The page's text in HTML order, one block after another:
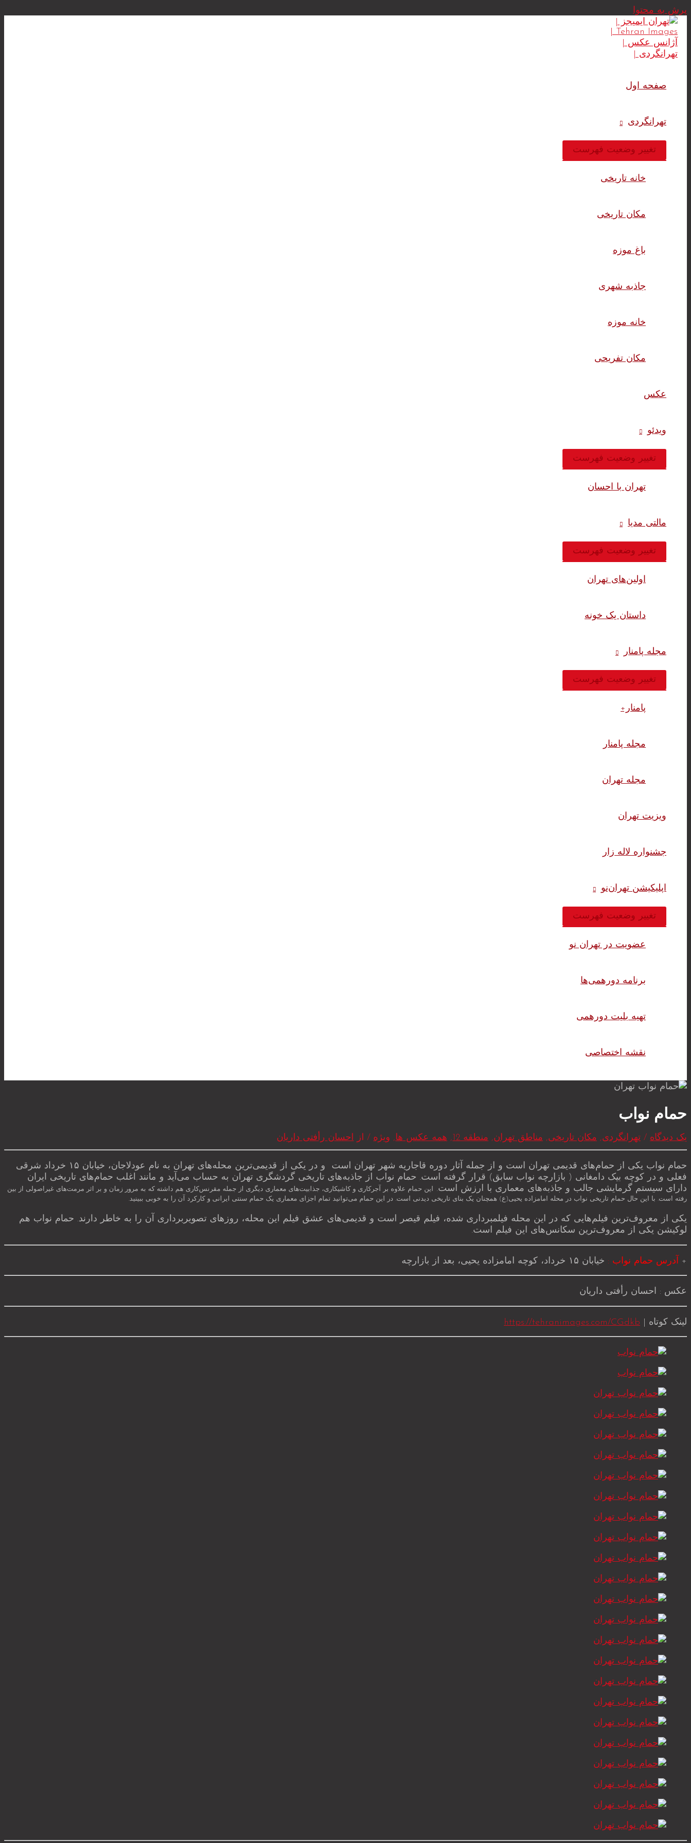
پرش به محتوا
صفحه اول
تهرانگردی
تغییر وضعیت فهرست
خانه تاریخی
مکان تاریخی
باغ موزه
جاذبه شهری
خانه موزه
مکان تفریحی
عکس
ویدئو
تغییر وضعیت فهرست
تهران با احسان
مالتی مدیا
تغییر وضعیت فهرست
اولین‌های تهران
داستان یک خونه
مجله پامنار
تغییر وضعیت فهرست
پامنار+
مجله پامنار
مجله تهران
ویزیت تهران
جشنواره لاله زار
اپلیکیشن تهران‌نو
تغییر وضعیت فهرست
عضویت در تهران نو
برنامه دورهمی‌ها
تهیه بلیت دورهمی
نقشه اختصاصی
حمام نواب
یک دیدگاه / تهرانگردی, مکان تاریخی, مناطق تهران, منطقه 12 , همه عکس ها, ویژه / از احسان رأفتی داریان
حمام نواب یکی از حمام‌های قدیمی تهران است و از جمله آثار دوره قاجاریه شهر تهران است و در یکی از قدیمی‌ترین محله‌های تهران به نام عودلاجان، خیابان ۱۵ خرداد شرقی
فعلی و در کوچه بیک دامغانی ( بازارچه نواب سابق) قرار گرفته است. حمام نواب از جاذبه‌های تاریخی گردشگری تهران به حساب می‌آید و مانند اغلب حمام‌های تاریخی ایران
دارای سیستم گرمایشی جالب و جاذبه‌های معماری با ارزش است.
این حمام علاوه بر آجرکاری و کاشیکاری، جذابیت‌های معماری دیگری از جمله مقرنس‌کاری هم داشته که به مرور زمان و بر اثر مرمت‌های غیراصولی از بین
رفته است. با این حال حمام تاریخی نواب در محله امامزاده یحیی(ع) همچنان یک بنای تاریخی دیدنی است. در این حمام می‌توانید تمام اجزای معماری یک حمام سنتی ایرانی و کارکرد آن را به خوبی ببینید.
یکی از معروف‌ترین فیلم‌هایی که در این محله فیلمبرداری شده، فیلم قیصر است و قدیمی‌های عشق فیلم این محله، روزهای تصویربرداری آن را به خاطر دارند. حمام نواب هم
لوکیشن یکی از معروف‌ترین سکانس‌های این فیلم است.
+ ‌آدرس حمام نواب : خیابان ۱۵ خرداد، کوچه امامزاده یحیی، بعد از بازارچه
عکس :‌ احسان رأفتی داریان
لینک کوتاه | https://tehranimages.com/CGdkb